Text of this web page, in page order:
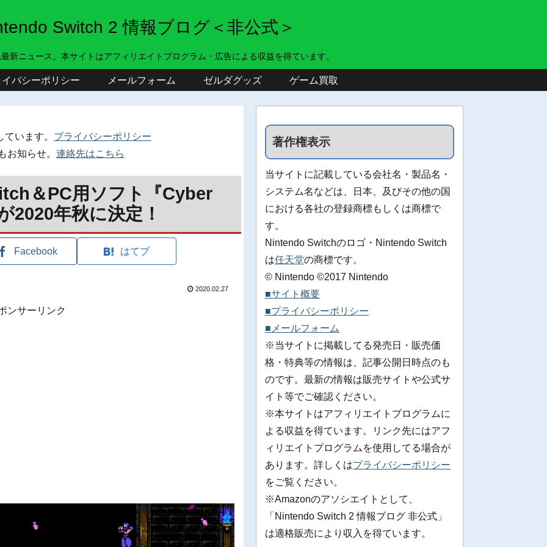
Switch 2 情報ブログ＜非公式＞
新ニュース。本サイトはアフィリエイトプログラム・広告による収益を得ています。
バシーポリシー メールフォーム ゼルダグッズ ゲーム買取
います。 プライバシーポリシー
お知らせ。 連絡先はこちら
＆PC用ソフト『Cyber
2020年秋に決定！
Facebook はてブ
2020.02.27
ンサーリンク
著作権表示
当サイトに記載している会社名・製品名・
システム名などは、日本、及びその他の国
における各社の登録商標もしくは商標で
す。
Nintendo Switchのロゴ・Nintendo Switch
は任天堂の商標です。
© Nintendo ©2017 Nintendo
■サイト概要
■プライバシーポリシー
■メールフォーム
※当サイトに掲載してる発売日・販売価
格・特典等の情報は、記事公開日時点のも
のです。最新の情報は販売サイトや公式サ
イト等でご確認ください。
※本サイトはアフィリエイトプログラムに
よる収益を得ています。リンク先にはアフ
ィリエイトプログラムを使用してる場合が
あります。詳しくはプライバシーポリシー
をご覧ください。
※Amazonのアソシエイトとして、
「Nintendo Switch 2 情報ブログ 非公式」
は適格販売により収入を得ています。